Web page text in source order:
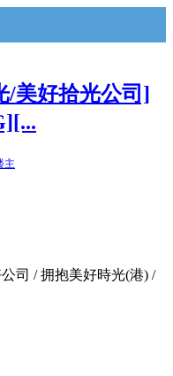
/美好拾光公司]
主
/ 拥抱美好時光(港) /